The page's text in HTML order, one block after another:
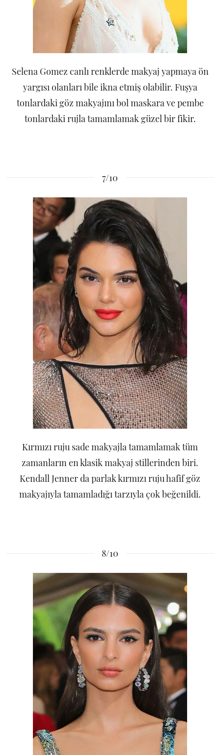
Selena Gomez canlı renklerde makyaj yapmaya ön
yargısı olanları bile ikna etmiş olabilir. Fuşya
tonlardaki göz makyajını bol maskara ve pembe
tonlardaki rujla tamamlamak güzel bir fikir.
7/10
Kırmızı ruju sade makyajla tamamlamak tüm
zamanların en klasik makyaj stillerinden biri.
Kendall Jenner da parlak kırmızı ruju hafif göz
makyajıyla tamamladığı tarzıyla çok beğenildi.
8/10